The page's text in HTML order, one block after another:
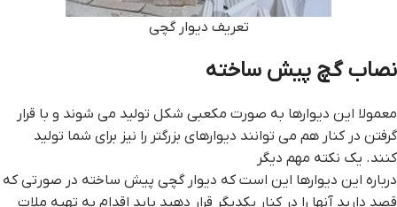
تعریف دیوار گچی
نصاب گچ پيش ساخته
معمولا این دیوارها به صورت مکعبی شکل تولید می شوند و با قرار
گرفتن در کنار هم می توانند دیوارهای بزرگتر را نیز برای شما تولید
کنند. یک نکته مهم دیگر
درباره این دیوارها این است که ديوار گچي پيش ساخته در صورتی که
قصد دارید آنها را در کنار یکدیگر قرار دهید باید اقدام به تهیه ملات